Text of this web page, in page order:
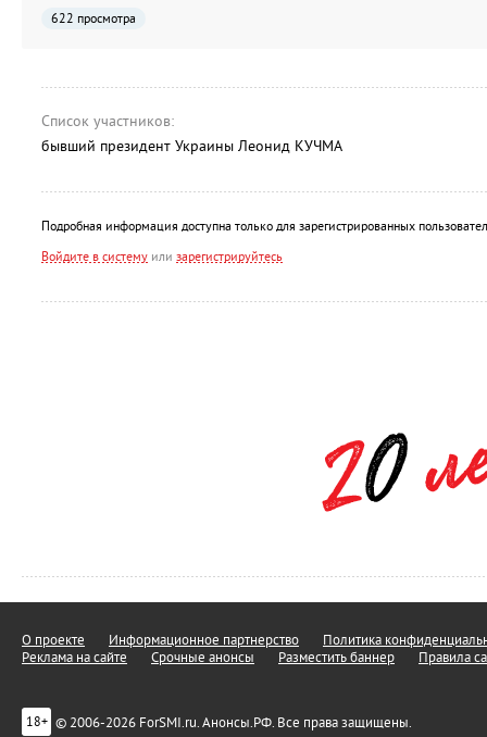
622 просмотра
Список участников:
бывший президент Украины Леонид КУЧМА
Подробная информация доступна только для зарегистрированных
Войдите в систему или зарегистрируйтесь
О проекте Информационное партнерство
Политика
Реклама на сайте
Срочные анонсы Разместить баннер Правила
18+ © 2006-2026 ForSMI.ru. Анонсы.РФ. Все права защищены.